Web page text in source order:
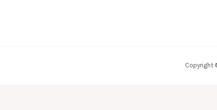
Copyright